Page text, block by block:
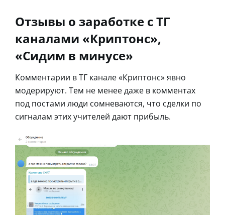
Отзывы о заработке с ТГ
каналами «Криптонс»,
«Сидим в минусе»
Комментарии в ТГ канале «Криптонс» явно
модерируют. Тем не менее даже в комментах
под постами люди сомневаются, что сделки по
сигналам этих учителей дают прибыль.